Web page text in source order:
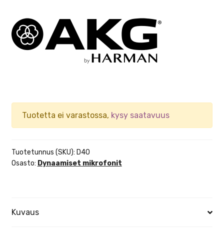
Tuotetta ei varastossa, kysy saatavuus
Tuotetunnus (SKU): D40
Osasto: Dynaamiset mikrofonit
Kuvaus